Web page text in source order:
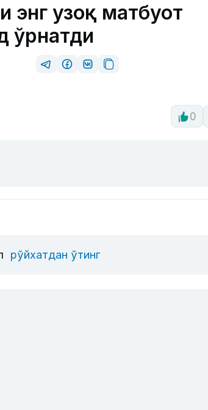
энг узоқ матбуот
ўрнатди
0
рўйхатдан ўтинг